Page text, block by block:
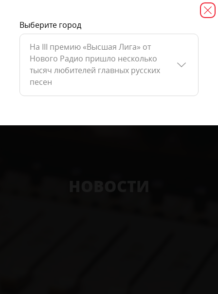
Выберите город
На III премию «Высшая Лига» от
Нового Радио пришло несколько
тысяч любителей главных русских
песен